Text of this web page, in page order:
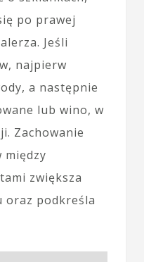
po prawej
Jeśli
najpierw
a następnie
lub wino, w
Zachowanie
między
zwiększa
oraz podkreśla